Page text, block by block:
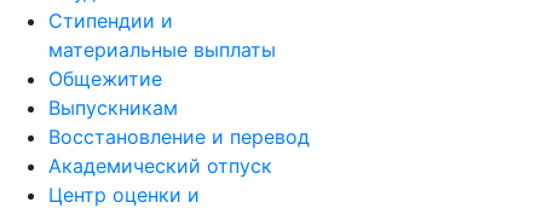
Стипендии и
материальные выплаты
Общежитие
Выпускникам
Восстановление и перевод
Академический отпуск
Центр оценки и